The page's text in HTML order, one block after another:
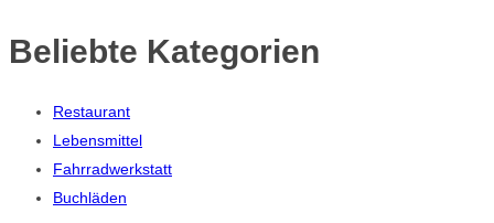
Beliebte Kategorien
Restaurant
Lebensmittel
Fahrradwerkstatt
Buchläden